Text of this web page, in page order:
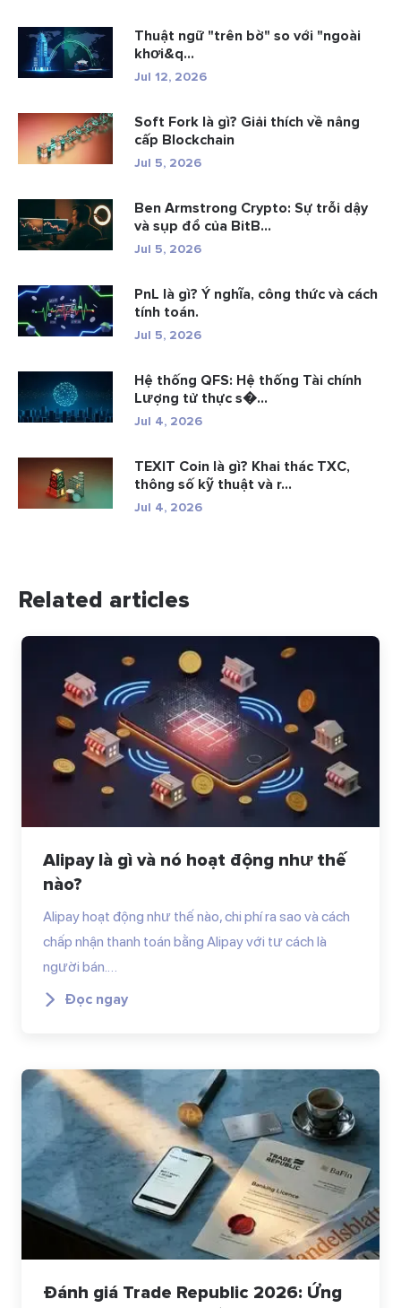
Thuật ngữ "trên bờ" so với "ngoài
khơi&q...
Jul 12, 2026
Soft Fork là gì? Giải thích về nâng
cấp Blockchain
Jul 5, 2026
Ben Armstrong Crypto: Sự trỗi dậy
và sụp đổ của BitB...
Jul 5, 2026
PnL là gì? Ý nghĩa, công thức và cách
tính toán.
Jul 5, 2026
Hệ thống QFS: Hệ thống Tài chính
Lượng tử thực s�...
Jul 4, 2026
TEXIT Coin là gì? Khai thác TXC,
thông số kỹ thuật và r...
Jul 4, 2026
Related articles
Alipay là gì và nó hoạt động như thế
nào?
Alipay hoạt động như thế nào, chi phí ra sao và cách
chấp nhận thanh toán bằng Alipay với tư cách là
người bán.…
Đọc ngay
Đánh giá Trade Republic 2026: Ứng